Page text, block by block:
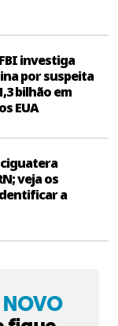
FBI investiga
por suspeita
bilhão em
EUA
ciguatera
veja os
a
NOVO